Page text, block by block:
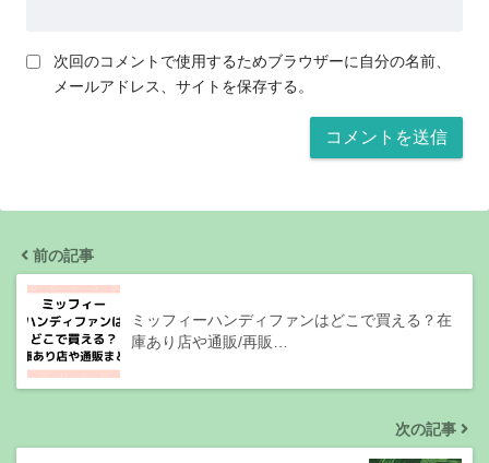
次回のコメントで使用するためブラウザーに自分の名前、
メールアドレス、サイトを保存する。
前の記事
ミッフィーハンディファンはどこで買える？在
庫あり店や通販/再販…
次の記事